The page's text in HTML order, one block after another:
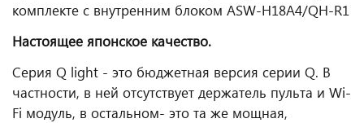
комплекте с внутренним блоком ASW-H18A4/QH-R1
Настоящее японское качество.
Серия Q light - это бюджетная версия серии Q. В
частности, в ней отсутствует держатель пульта и Wi-
Fi модуль, в остальном- это та же мощная,